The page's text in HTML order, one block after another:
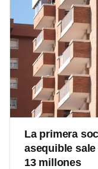
La primera
asequible
13 millones